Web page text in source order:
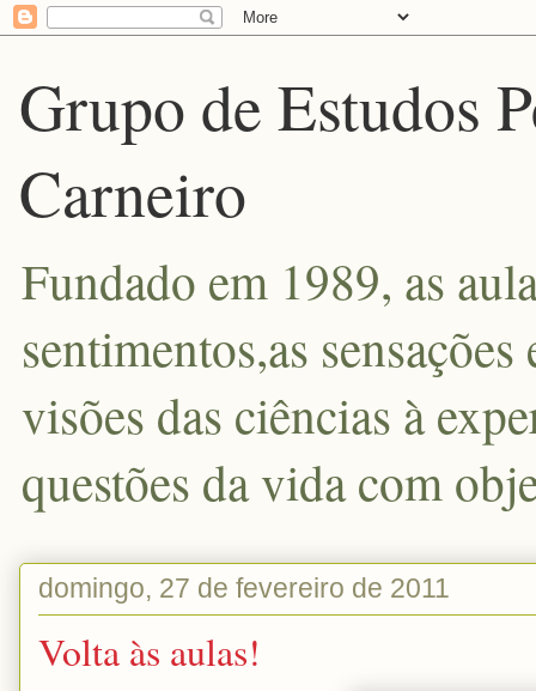
Grupo de Estudos
Carneiro
Fundado em 1989, as
sentimentos,as
visões das ciências à
questões da vida com
domingo, 27 de fevereiro de 2011
Volta às aulas!